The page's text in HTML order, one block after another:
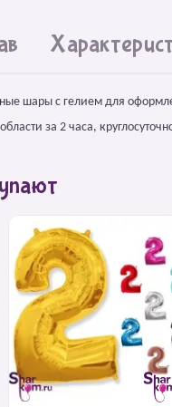
шары с гелием для
за 2 часа,